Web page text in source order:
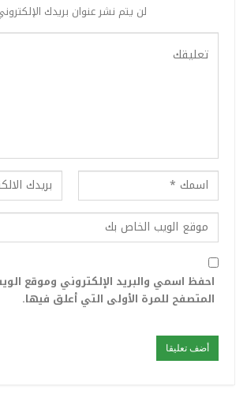
لن يتم نشر عنوان بريدك
احفظ اسمي والبريد الإلكتروني وموقع
المتصفح للمرة الأولى التي أعلق فيها.